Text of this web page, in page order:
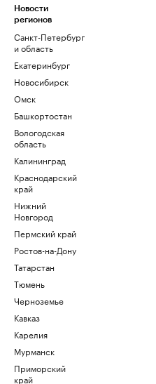
Новости
регионов
Санкт-Петербург
и область
Екатеринбург
Новосибирск
Омск
Башкортостан
Вологодская
область
Калининград
Краснодарский
край
Нижний
Новгород
Пермский край
Ростов-на-Дону
Татарстан
Тюмень
Черноземье
Кавказ
Карелия
Мурманск
Приморский
край